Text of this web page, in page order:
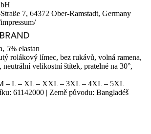
7, 64372 Ober-Ramstadt, Germany
5% elastan
rolákový límec, bez rukávů, volná ramena,
neutrální velikostní štítek, pratelné na 30°,
– L – XL – XXL – 3XL – 4XL – 5XL
61142000 | Země původu: Bangladéš